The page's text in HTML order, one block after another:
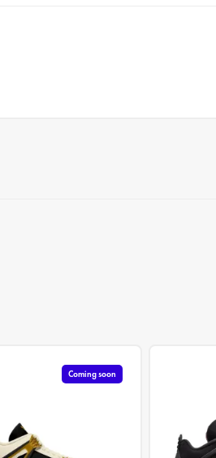
Coming soon